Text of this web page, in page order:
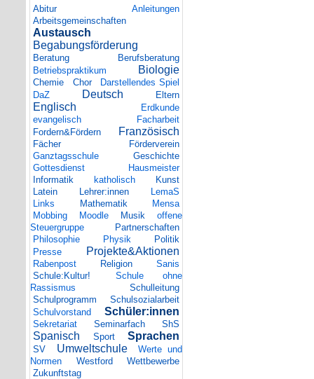
Abitur
Anleitungen
Arbeitsgemeinschaften
Austausch
Begabungsförderung
Beratung
Berufsberatung
Betriebspraktikum
Biologie
Chemie Chor
Darstellendes Spiel
DaZ
Deutsch Eltern
Englisch
Erdkunde
evangelisch
Facharbeit
Fordern&Fördern
Französisch
Fächer
Förderverein
Ganztagsschule
Geschichte
Gottesdienst
Hausmeister
Informatik
katholisch
Kunst
Latein
Lehrer:innen
LemaS
Links
Mathematik
Mensa
Mobbing
Moodle Musik
offene
Steuergruppe
Partnerschaften
Philosophie
Physik
Politik
Presse
Projekte&Aktionen
Rabenpost Religion
Sanis
Schule:Kultur!
Schule ohne
Rassismus
Schulleitung
Schulprogramm
Schulsozialarbeit
Schulvorstand
Schüler:innen
Sekretariat Seminarfach ShS
Spanisch Sport Sprachen
SV Umweltschule
Werte und
Normen
Westford
Wettbewerbe
Zukunftstag